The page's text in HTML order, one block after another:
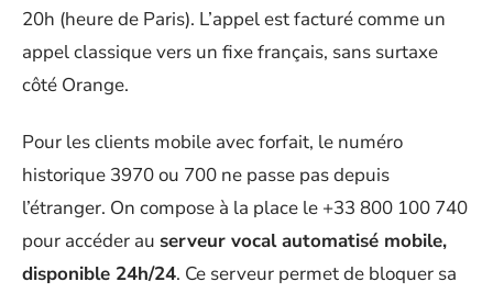
20h (heure de Paris). L’appel est facturé comme un
appel classique vers un fixe français, sans surtaxe
côté Orange.
Pour les clients mobile avec forfait, le numéro
historique 3970 ou 700 ne passe pas depuis
l’étranger. On compose à la place le +33 800 100 740
pour accéder au serveur vocal automatisé mobile,
disponible 24h/24. Ce serveur permet de bloquer sa